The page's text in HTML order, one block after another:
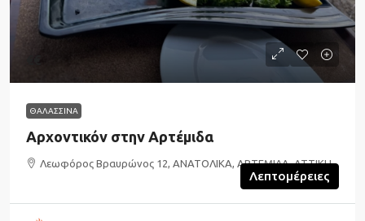
ΘΑΛΑΣΣΙΝΑ
Αρχοντικόν στην Αρτέμιδα
Λεωφόρος Βραυρώνος 12, ΑΝΑΤΟΛΙΚΑ, ΑΡΤΕΜΙΔΑ, ΑΤΤΙΚΗ
Λεπτομέρειες